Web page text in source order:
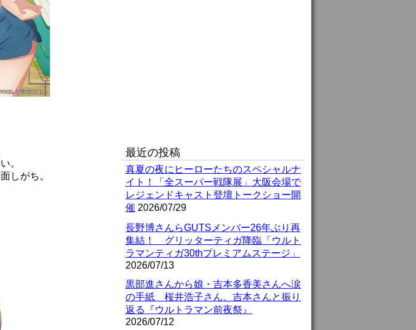
。
しがち。
最近の投稿
真夏の夜にヒーローたちのスペシャルナ
イト！「全スーパー戦隊展」大阪会場で
レジェンドキャスト登壇トークショー開
催 2026/07/29
長野博さんらGUTSメンバー26年ぶり再
集結！ グリッターティガ降臨「ウルト
ラマンティガ30thプレミアムステージ」
2026/07/13
黒部進さんから娘・吉本多香美さんへ涙
の手紙 桜井浩子さん、吉本さんと振り
返る『ウルトラマン前夜祭』
2026/07/12